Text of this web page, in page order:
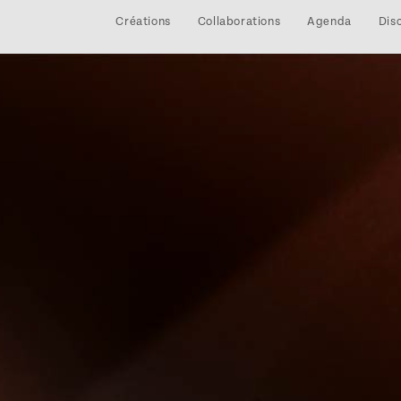
Créations Collaborations Agenda